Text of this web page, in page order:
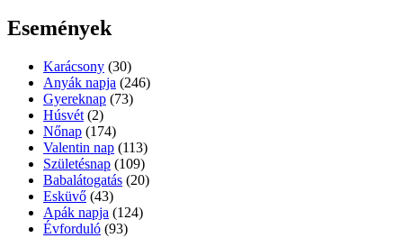
Események
Karácsony (30)
Anyák napja (246)
Gyereknap (73)
Húsvét (2)
Nőnap (174)
Valentin nap (113)
Születésnap (109)
Babalátogatás (20)
Esküvő (43)
Apák napja (124)
Évforduló (93)